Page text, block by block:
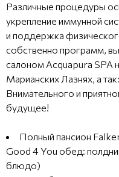
Различные процедуры
укрепление иммунной
и поддержка
собственно программ,
салоном Acquapura SPA
Марианских Лазнях, а
Внимательного и
будущее!
Полный пансион
Good 4 You обед:
блюдо)